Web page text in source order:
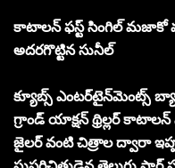
కాటాలన్ ఫస్ట్ సింగిల్ మజాకో
అదరగొట్టిన సునీల్
క్యూబ్స్ ఎంటర్‌టైన్‌మెంట్స్
గ్రాండ్ యాక్షన్ థ్రిల్లర్ కాటాలన్
జైలర్ వంటి చిత్రాల ద్వారా